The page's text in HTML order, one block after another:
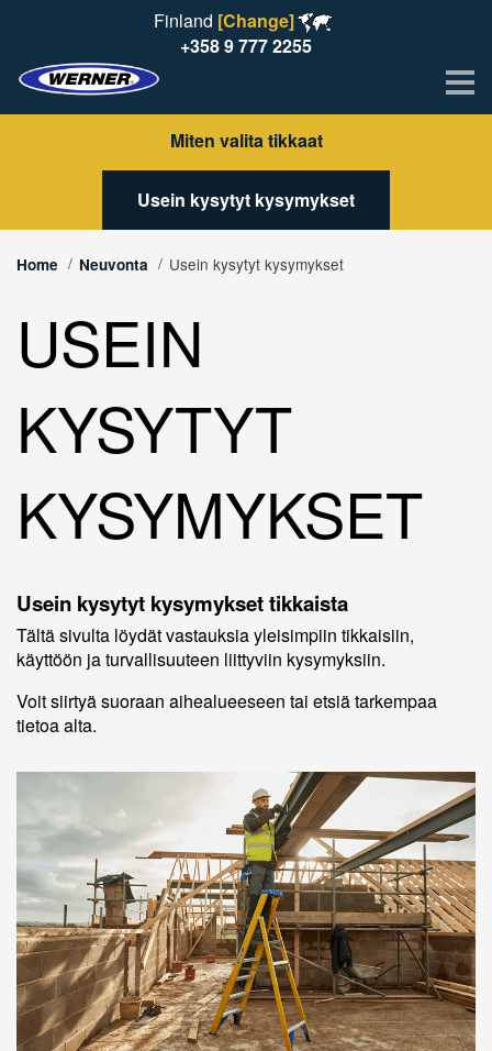
Finland [Change]
+358 9 777 2255
Miten valita tikkaat
Usein kysytyt kysymykset
Home Neuvonta Usein kysytyt kysymykset
USEIN
KYSYTYT
KYSYMYKSET
Usein kysytyt kysymykset tikkaista
Tältä sivulta löydät vastauksia yleisimpiin tikkaisiin,
käyttöön ja turvallisuuteen liittyviin kysymyksiin.
Voit siirtyä suoraan aihealueeseen tai etsiä tarkempaa
tietoa alta.